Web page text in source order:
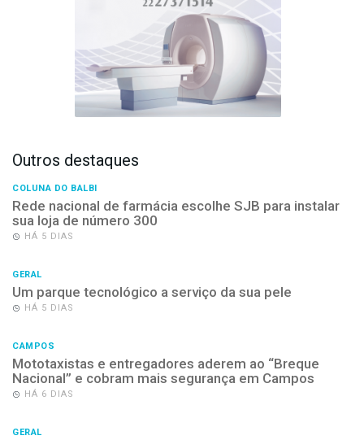
Outros destaques
COLUNA DO BALBI
Rede nacional de farmácia escolhe SJB para instalar
sua loja de número 300
HÁ 5 DIAS
GERAL
Um parque tecnológico a serviço da sua pele
HÁ 5 DIAS
CAMPOS
Mototaxistas e entregadores aderem ao “Breque
Nacional” e cobram mais segurança em Campos
HÁ 6 DIAS
GERAL